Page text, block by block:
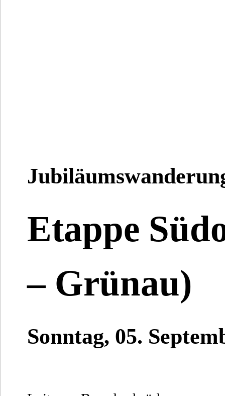
Etappe
– Grünau)
Sonntag, 05.